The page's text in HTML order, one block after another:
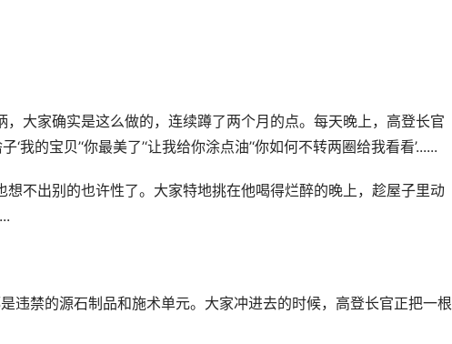
大家确实是这么做的，连续蹲了两个月的点。每天晚上，高登长官
的宝贝’‘你最美了’‘让我给你涂点油’‘你如何不转两圈给我看看’......
不出别的也许性了。大家特地挑在他喝得烂醉的晚上，趁屋子里动
违禁的源石制品和施术单元。大家冲进去的时候，高登长官正把一根